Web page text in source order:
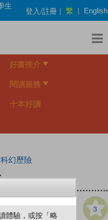
生
登入/註冊 | 繁 | English
好書推介
閱讀服務
十本好讀
科幻歷險
3
體驗，或按「略